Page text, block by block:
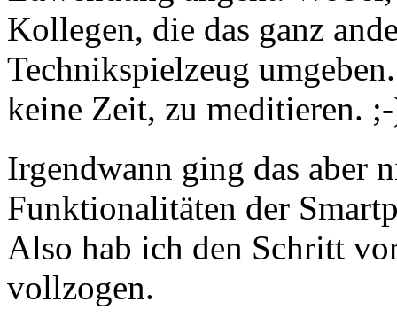
Kollegen, die das ganz
Technikspielzeug
keine Zeit, zu meditieren.
Irgendwann ging das aber
Funktionalitäten der
Also hab ich den Schritt
vollzogen.